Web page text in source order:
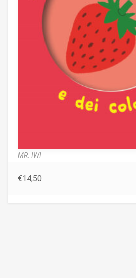
MR. IWI
€14,50